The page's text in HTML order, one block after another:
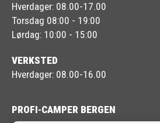
Hverdager: 08.00-17.00
Torsdag 08:00 - 19:00
Lørdag: 10:00 - 15:00
VERKSTED
Hverdager: 08.00-16.00
PROFI-CAMPER BERGEN